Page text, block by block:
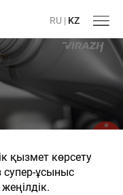
RU | KZ
қызмет көрсету
супер-ұсыныс